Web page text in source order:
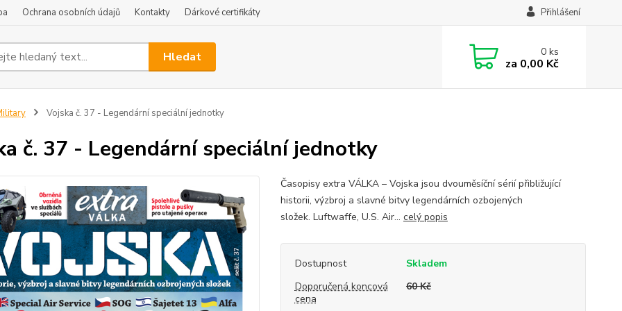
Ochrana osobních údajů Kontakty Dárkové certifikáty Přihlášení
Hledat 0ks
za 0,00 Kč
Vojska č. 37 - Legendární speciální jednotky
č. 37 - Legendární speciální jednotky
Časopisy extra VÁLKA – Vojska jsou dvouměsíční sérií přibližující
historii, výzbroj a slavné bitvy legendárních ozbojených
složek. Luftwaffe, U.S. Air... celý popis
Dostupnost
Skladem
Doporučená koncová
cena
60 Kč